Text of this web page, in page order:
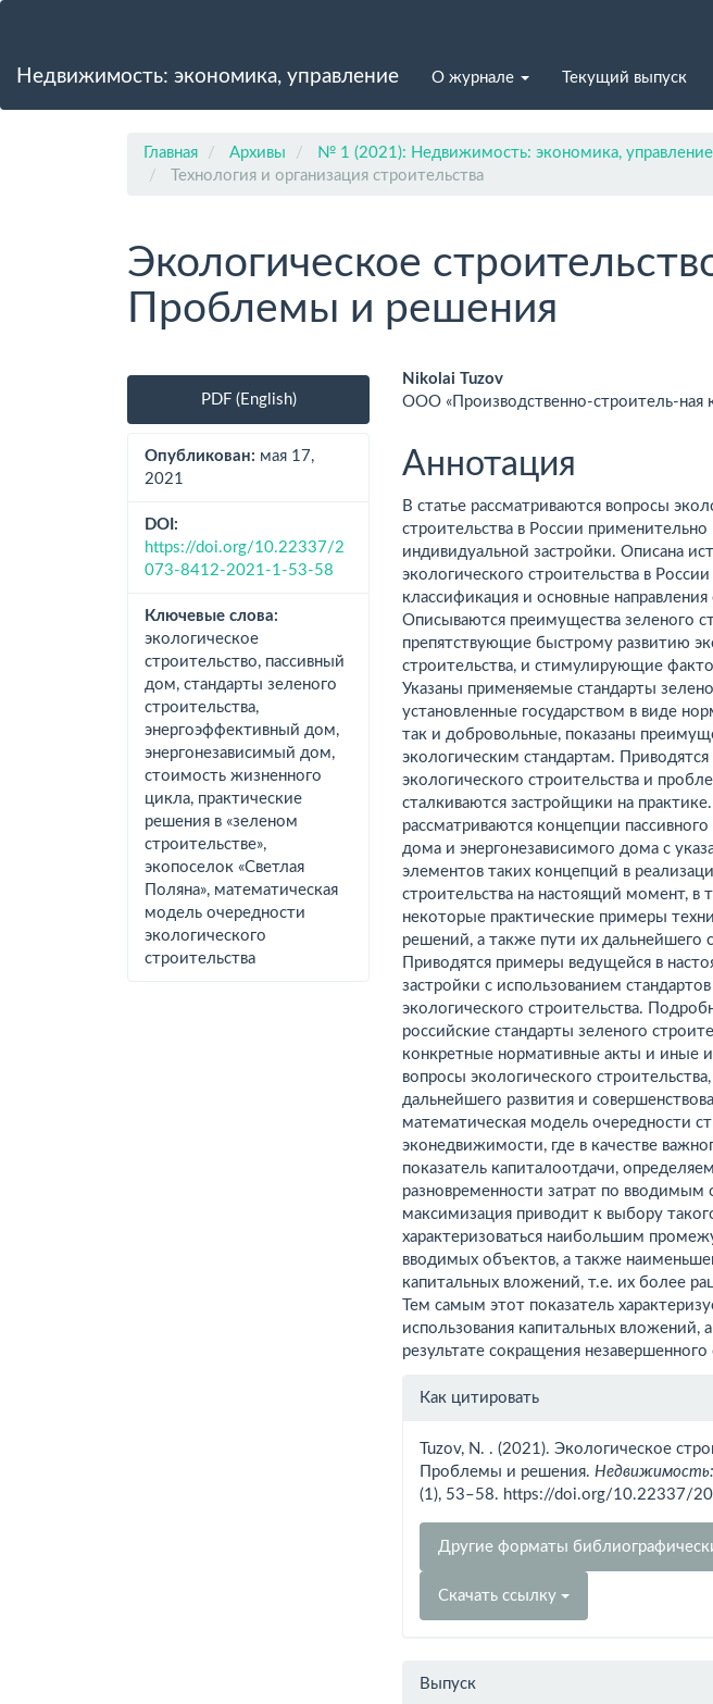
Основное
Недвижимость: экономика, управление О журнале Текущий выпуск
Главная Архивы
№ 1 (2021): Недвижимость: экономика, управление
Технология и организация строительства
Экологическое
Проблемы и решения
Боковая
панель
статьи
PDF (English)
Опубликован: мая 17,
2021
DOI:
https://doi.org/10.22337/2
073-8412-2021-1-53-58
Ключевые слова:
экологическое
строительство, пассивный
дом, стандарты зеленого
строительства,
энергоэффективный дом,
энергонезависимый дом,
стоимость жизненного
цикла, практические
решения в «зеленом
строительстве»,
экопоселок «Светлая
Поляна», математическая
модель очередности
экологического
строительства
Основное
статьи
Nikolai Tuzov
ООО «Производственно-строитель-ная
Аннотация
В статье рассматриваются вопросы
строительства в России
индивидуальной застройки. Описана
экологического строительства в
классификация и основные направления
Описываются преимущества зеленого
препятствующие быстрому развитию
строительства, и стимулирующие
Указаны применяемые стандарты
установленные государством в виде
так и добровольные, показаны
экологическим стандартам.
экологического строительства и
сталкиваются застройщики на
рассматриваются концепции
дома и энергонезависимого дома с
элементов таких концепций в
строительства на настоящий момент, в
некоторые практические примеры
решений, а также пути их дальнейшего
Приводятся примеры ведущейся в
застройки с использованием
экологического строительства.
российские стандарты зеленого
конкретные нормативные акты и иные
вопросы экологического
дальнейшего развития и
математическая модель очередности
эконедвижимости, где в качестве
показатель капиталоотдачи,
разновременности затрат по вводимым
максимизация приводит к выбору
характеризоваться наибольшим
вводимых объектов, а также
капитальных вложений, т.е. их более
Тем самым этот показатель
использования капитальных вложений,
результате сокращения незавершенного
Информация
Как цитировать
Tuzov, N. . (2021). Экологическое
Проблемы и решения. Недвижимость:
(1), 53–58. https://doi.org/10.22337/
Другие форматы
Скачать ссылку
Выпуск